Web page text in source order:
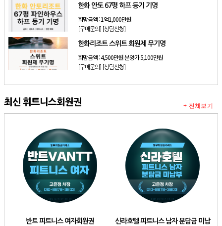
한화 안토 67평 하프 등기 기명
희망금액 :1억1,000만원
[구매문의] [상담신청]
한화리조트 스위트 회원제 무기명
희망금액 :4,500만원 분양가 5,100만원
[구매문의] [상담신청]
최신 휘트니스회원권
반트 피트니스 여자회원권 신라호텔 피트니스 남자 분담금 미납
+ 전체보기